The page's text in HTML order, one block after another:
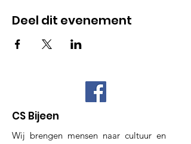
Deel dit evenement
CS Bijeen
Wij brengen mensen naar cultuur en